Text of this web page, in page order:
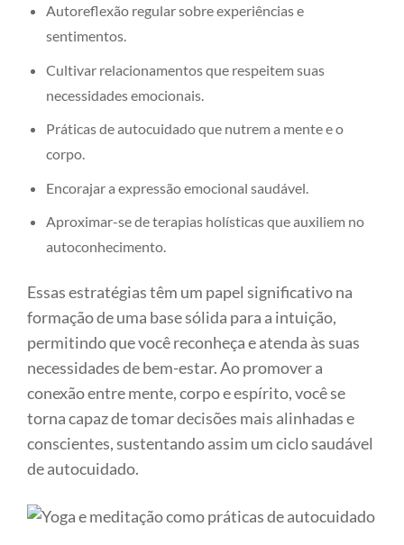
Autoreflexão regular sobre experiências e
sentimentos.
Cultivar relacionamentos que respeitem suas
necessidades emocionais.
Práticas de autocuidado que nutrem a mente e o
corpo.
Encorajar a expressão emocional saudável.
Aproximar-se de terapias holísticas que auxiliem no
autoconhecimento.
Essas estratégias têm um papel significativo na
formação de uma base sólida para a intuição,
permitindo que você reconheça e atenda às suas
necessidades de bem-estar. Ao promover a
conexão entre mente, corpo e espírito, você se
torna capaz de tomar decisões mais alinhadas e
conscientes, sustentando assim um ciclo saudável
de autocuidado.